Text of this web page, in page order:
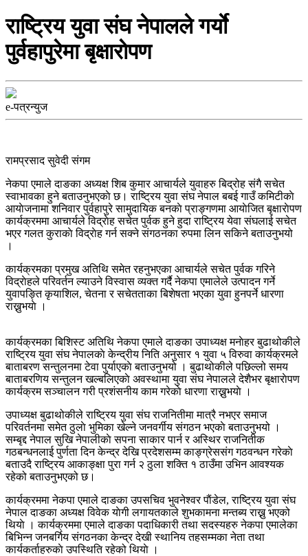
राष्ट्रिय युवा संघ नेपालले गर्याे
पुर्वहापुरेमा बृक्षाराेपण
e-पत्रन्युज
रामप्रसाद सुवेदी संगम
नेकपा एमाले दाङका अध्यक्ष शिब कुमार आचार्यले युवाहरु बिद्रोह संगै सचेत
स्वाभावका हुने बताउनुभएकाे छ। राष्ट्रिय युवा संघ नेपाल बबई गाउँ कमिटीकाे
आयाेजनामा शनिवार पुर्वहापुरे सामुदायिक बनकाे प्राङ्गणमा आयाेजित बृक्षाराेपण
कार्यक्रममा आचार्यले विद्राेह सचेत पुर्वक हुने हुदा राष्ट्रिय येवा संघलाई सचेत
भएर गलत कुराकाे विद्राेह गर्न सक्ने संगठनका रुपमा लिन सकिने बताउनुभयो
।
कार्यक्रमका प्रमुख अतिथि समेत रहनुभएका आचार्यले सचेत पुर्वक गरिने
विद्राेहले परिवर्तन ल्याउने विस्वास व्यक्त गर्दै नेकपा एमालेले उत्पादन गर्ने
युवापङ्ति कृयाशिल, चेतना र सचेतताका बिशेषता भएका युवा हुनपर्ने धारणा
राख्नुभयाे ।
कार्यक्रमका बिशिस्ट अतिथि नेकपा एमाले दाङका उपाध्यक्ष मनाेहर बुढाथोकीले
राष्ट्रिय युवा संघ नेपालकाे केन्द्रीय निति अनुसार १ युवा ५ विरुवा कार्यक्रमले
बाताबरण सन्तुलनमा टेवा पुर्याएकाे बताउनुभयो । बुढाथोकीले पछिल्लो समय
बाताबरणिय सन्तुलन खल्बलिएकाे अवस्थामा युवा संघ नेपालले देशैभर बृक्षाराेपण
कार्यक्रम सञ्चालन गरी प्रशंसनीय काम गरेकाे धारणा राख्नुभयाे ।
उपाध्यक्ष बुढाथोकीले राष्ट्रिय युवा संघ राजनितीमा मात्रै नभएर समाज
परिवर्तनमा समेत ठुलाे भुमिका खेल्ने जनवर्गीय संगठन भएकाे बताउनुभयो ।
सम्बृद्द नेपाल सुखि नेपालीकाे सपना साकार पार्न र अस्थिर राजनितीक
गठबन्धनलाई पुर्णता दिन केन्द्र देखि प्रदेशसम्म काङ्ग्रेससंग गठवन्धन गरेकाे
बताउदै राष्ट्रिय आकाङ्क्षा पुरा गर्न २ ठुला शक्ति १ ठाउँमा उभिन आवश्यक
रहेको बताउनुभएको छ।
कार्यक्रममा नेकपा एमाले दाङका उपसचिव भुवनेश्वर पाैंडेल, राष्ट्रिय युवा संघ
नेपाल दाङका अध्यक्ष विवेक याेगी लगायतकाले शुभकामना मन्तब्य राख्नु भएको
थियाे । कार्यक्रममा एमाले दाङका पदाधिकारी तथा सदस्यहरु नेकपा एमालेका
बिभिन्न जनबर्गिय संगठनका केन्द्र देखी स्थानिय तहसम्मका नेता तथा
कार्यकर्ताहरुकाे उपस्थिति रहेको थियाे ।